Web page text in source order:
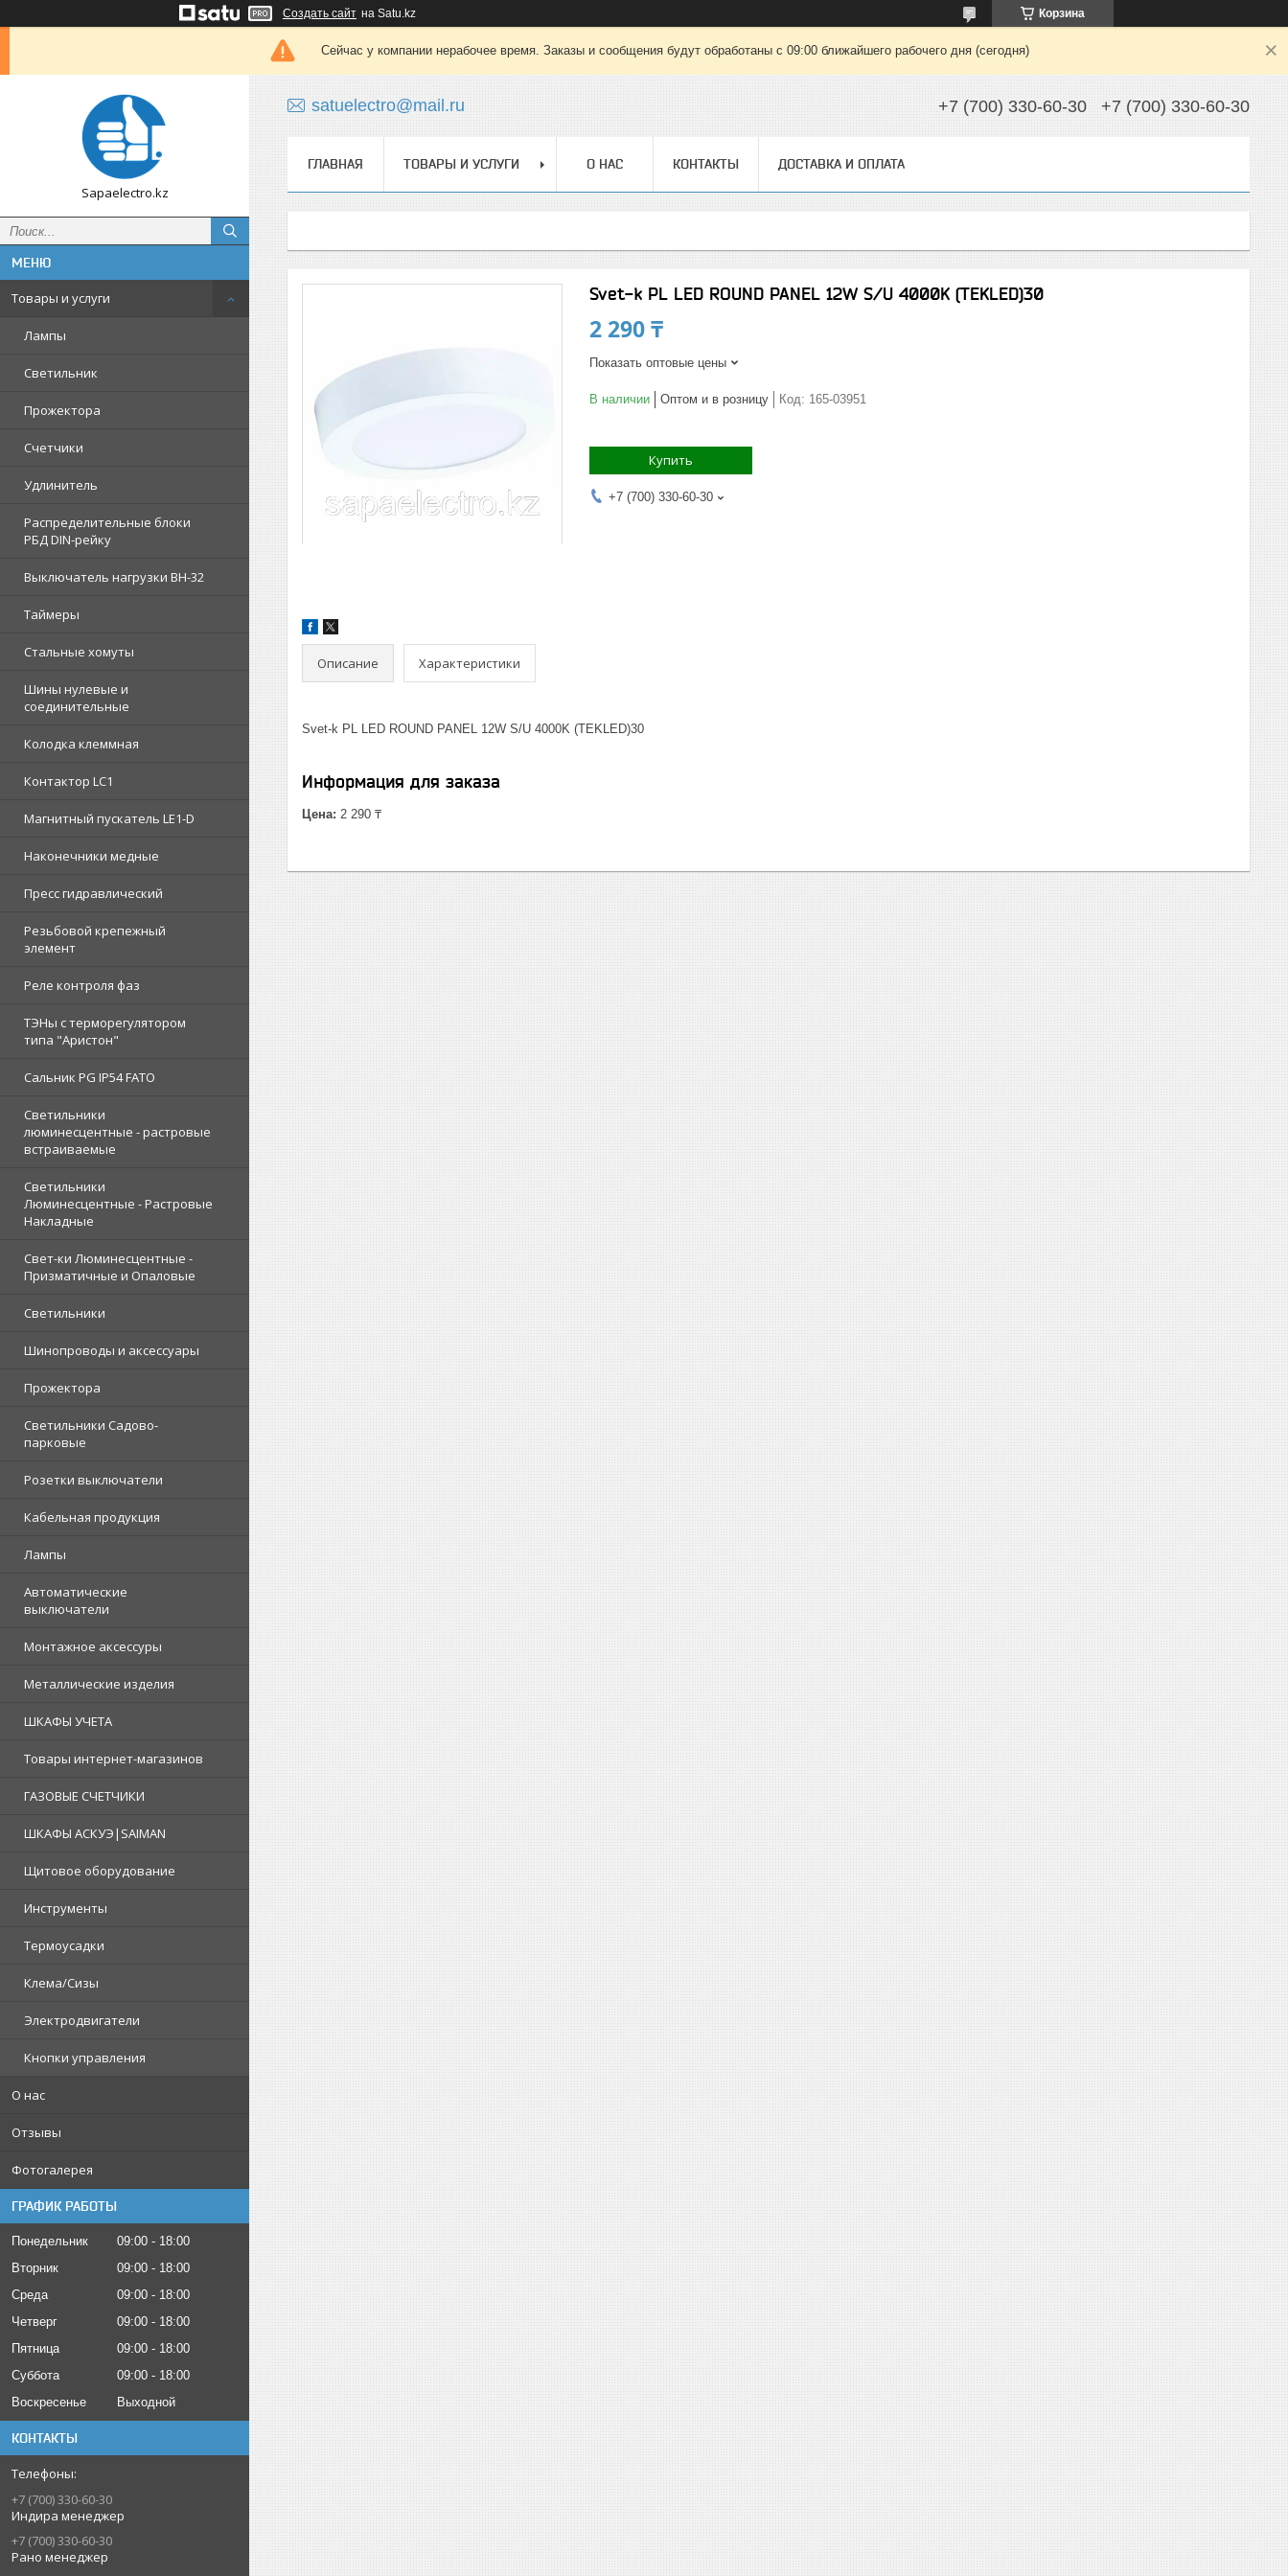
Создать сайт на Satu.kz Корзина
Сейчас у компании нерабочее время. Заказы и сообщения будут обработаны с 09:00 ближайшего рабочего дня (сегодня)
Sapaelectro.kz
Товары и услуги
Лампы
Светильник
Прожектора
Счетчики
Удлинитель
Распределительные блоки
РБД DIN-рейку
Выключатель нагрузки ВН-32
Таймеры
Стальные хомуты
Шины нулевые и
соединительные
Колодка клеммная
Контактор LC1
Магнитный пускатель LE1-D
Наконечники медные
Пресс гидравлический
Резьбовой крепежный
элемент
Реле контроля фаз
ТЭНы с терморегулятором
типа "Аристон"
Сальник PG IP54 FATO
Светильники
люминесцентные - растровые
встраиваемые
Светильники
Люминесцентные - Растровые
Накладные
Свет-ки Люминесцентные -
Призматичные и Опаловые
Светильники
Шинопроводы и аксессуары
Прожектора
Светильники Садово-
парковые
Розетки выключатели
Кабельная продукция
Лампы
Автоматические
выключатели
Монтажное аксессуры
Металлические изделия
ШКАФЫ УЧЕТА
Товары интернет-магазинов
ГАЗОВЫЕ СЧЕТЧИКИ
ШКАФЫ АСКУЭ|SAIMAN
Щитовое оборудование
Инструменты
Термоусадки
Клема/Сизы
Электродвигатели
Кнопки управления
О нас
Отзывы
Фотогалерея
ГРАФИК РАБОТЫ
Понедельник 09:00
18:00
Вторник
09:00
18:00
Среда
09:00
18:00
Четверг
09:00
18:00
Пятница
09:00
18:00
Суббота
09:00
18:00
Воскресенье
Выходной
КОНТАКТЫ
+7 (700) 330-60-30
Индира менеджер
+7 (700) 330-60-30
Рано менеджер
satuelectro@mail.ru +7 (700) 330-60-30 +7 (700) 330-60-30
ГЛАВНАЯ ТОВАРЫ И УСЛУГИ О НАС КОНТАКТЫ ДОСТАВКА И ОПЛАТА
Svet-k PL LED ROUND PANEL 12W S/U 4000K (TEKLED)30
2 290 ₸
Показать оптовые цены
В наличии Оптом и в розницу Код: 165-03951
Купить
+7 (700) 330-60-30
Описание Характеристики
Svet-k PL LED ROUND PANEL 12W S/U 4000K (TEKLED)30
Информация для заказа
Цена: 2 290 ₸